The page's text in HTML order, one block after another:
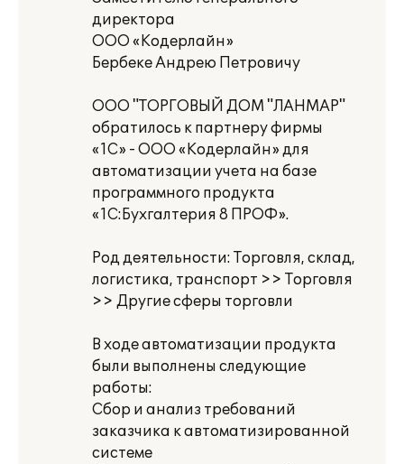
директора
ООО «Кодерлайн»
Бербеке Андрею Петровичу
ООО "ТОРГОВЫЙ ДОМ "ЛАНМАР"
обратилось к партнеру фирмы
«1С» - ООО «Кодерлайн» для
автоматизации учета на базе
программного продукта
«1С:Бухгалтерия 8 ПРОФ».
Род деятельности: Торговля, склад,
логистика, транспорт >> Торговля
>> Другие сферы торговли
В ходе автоматизации продукта
были выполнены следующие
работы:
Сбор и анализ требований
заказчика к автоматизированной
системе